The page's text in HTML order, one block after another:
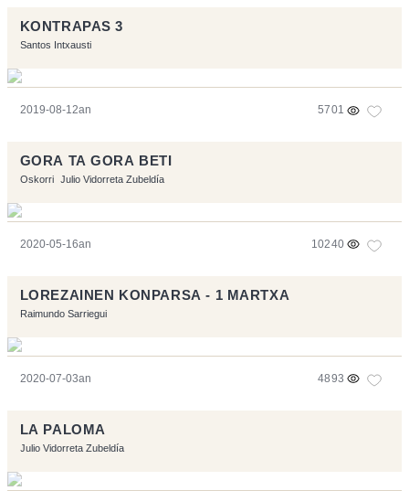
KONTRAPAS 3
Santos Intxausti
2019-08-12an 5701
GORA TA GORA BETI
Oskorri Julio Vidorreta Zubeldía
2020-05-16an 10240
LOREZAINEN KONPARSA - 1 MARTXA
Raimundo Sarriegui
2020-07-03an 4893
LA PALOMA
Julio Vidorreta Zubeldía